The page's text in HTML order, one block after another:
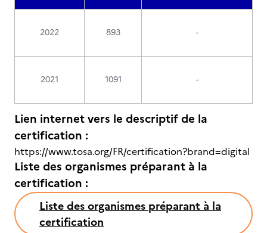
2022 893 -
2021 1091 -
Lien internet vers le descriptif de la
certification :
https://www.tosa.org/FR/certification?brand=digital
Liste des organismes préparant à la
certification :
Liste des organismes préparant à la
certification